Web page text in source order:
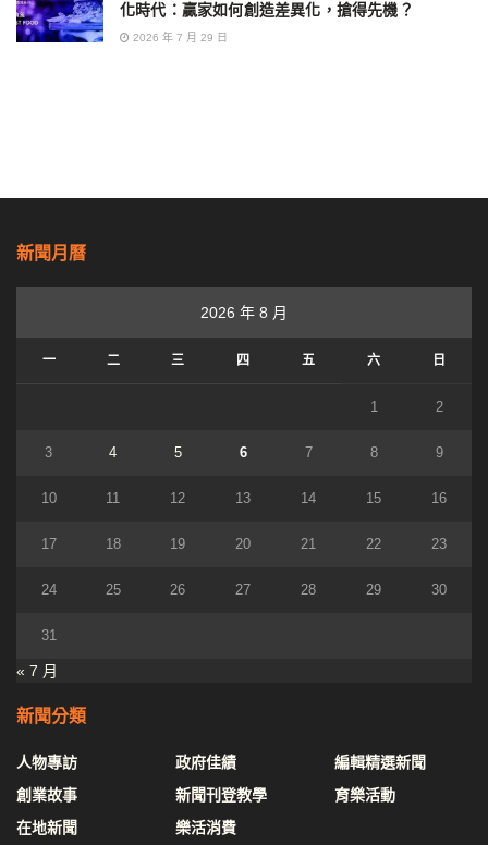
化時代：贏家如何創造差異化，搶得先機？
2026 年 7 月 29 日
新聞月曆
2026 年 8 月
一 二 三 四 五 六 日
1 2
3 4 5 6 7 8 9
10 11 12 13 14 15 16
17 18 19 20 21 22 23
24 25 26 27 28 29 30
31
« 7 月
新聞分類
人物專訪
創業故事
在地新聞
政府佳績
新聞刊登教學
樂活消費
編輯精選新聞
育樂活動